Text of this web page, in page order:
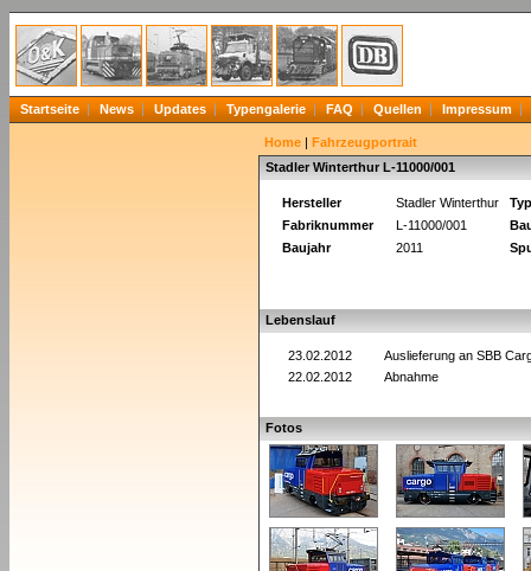
Startseite News Updates Typengalerie FAQ Quellen Impressum
Home | Fahrzeugportrait
Stadler Winterthur L-11000/001
Hersteller Stadler Winterthur
Typ
Fabriknummer
L-11000/001
Baujahr
2011
Lebenslauf
23.02.2012
Auslieferung an SBB
22.02.2012
Abnahme
Fotos